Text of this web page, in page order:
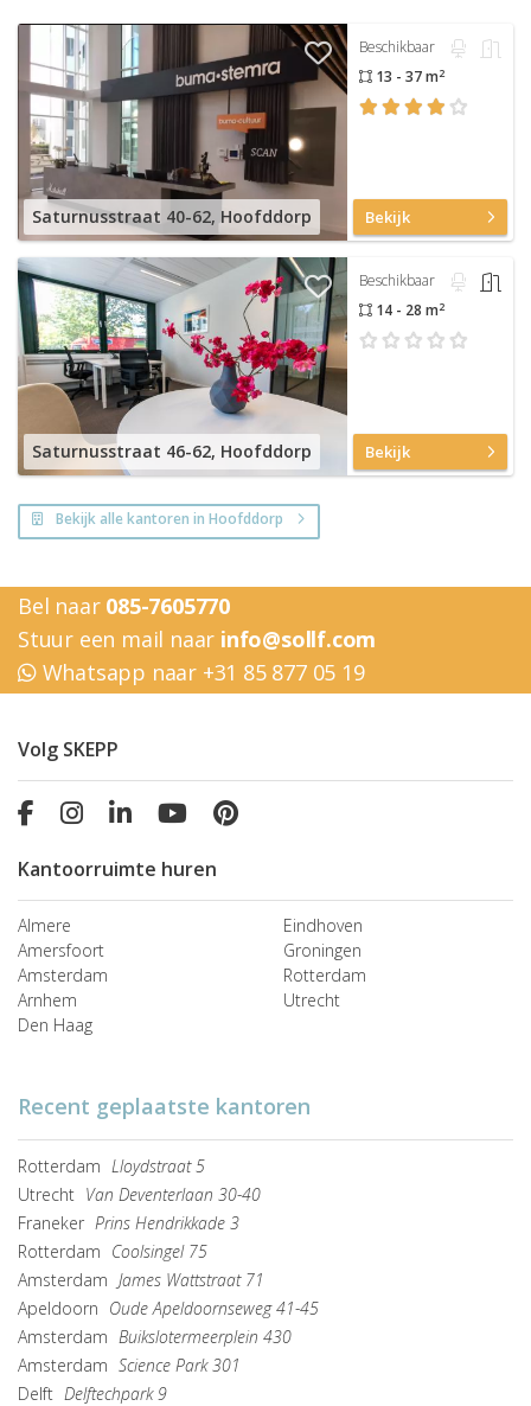
Saturnusstraat 40-62, Hoofddorp
Beschikbaar
13 - 37 m2
Bekijk
Saturnusstraat 46-62, Hoofddorp
Beschikbaar
14 - 28 m2
Bekijk
Bekijk alle kantoren in Hoofddorp
Bel naar 085-7605770
Stuur een mail naar info@sollf.com
Whatsapp naar +31 85 877 05 19
Volg SKEPP
Kantoorruimte huren
Almere
Amersfoort
Amsterdam
Arnhem
Den Haag
Eindhoven
Groningen
Rotterdam
Utrecht
Recent geplaatste kantoren
Rotterdam Lloydstraat 5
Utrecht Van Deventerlaan 30-40
Franeker Prins Hendrikkade 3
Rotterdam Coolsingel 75
Amsterdam James Wattstraat 71
Apeldoorn Oude Apeldoornseweg 41-45
Amsterdam Buikslotermeerplein 430
Amsterdam Science Park 301
Delft Delftechpark 9